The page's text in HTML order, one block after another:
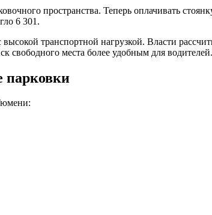
пространства. Теперь оплачивать
6 301.
транспортной нагрузкой. Власти
свободного места более удобным для водителей.
парковки